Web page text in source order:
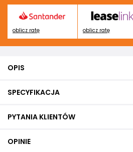
oblicz ratę oblicz ratę
OPIS
SPECYFIKACJA
PYTANIA KLIENTÓW
OPINIE